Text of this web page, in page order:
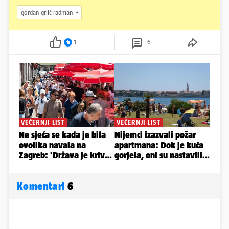
gordan grlić radman
1 6
Komentari 6